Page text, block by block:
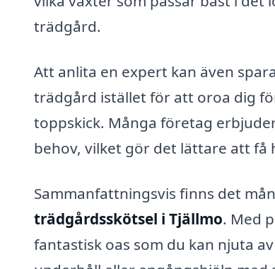
trädgård.
Att anlita en expert kan även
trädgård istället för att oroa dig
toppskick. Många företag
behov, vilket gör det lättare att få
Sammanfattningsvis finns det
trädgårdsskötsel i Tjällmo. Med
fantastisk oas som du kan njuta